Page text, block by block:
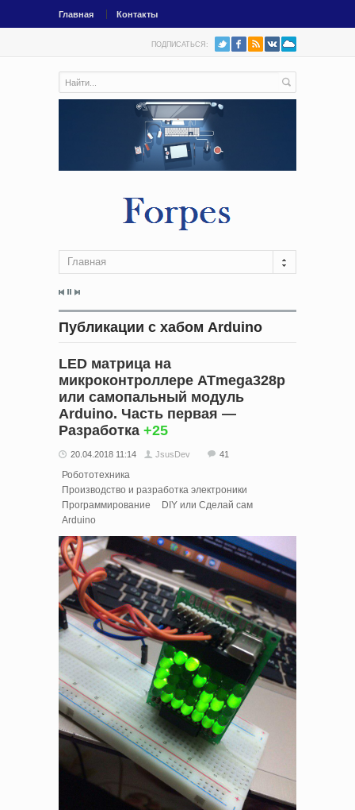
Главная Контакты
ПОДПИСАТЬСЯ:
Главная
Публикации с хабом Arduino
LED матрица на
микроконтроллере ATmega328p
или самопальный модуль
Arduino. Часть первая —
Разработка +25
20.04.2018 11:14 JsusDev 41
Робототехника
Производство и разработка электроники
Программирование
DIY или Сделай сам
Arduino